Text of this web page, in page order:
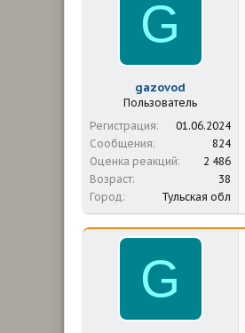
G
gazovod
Пользователь
Регистрация
01.06.2024
Сообщения
824
Оценка реакций
2 486
Возраст
38
Город
Тульская обл
G